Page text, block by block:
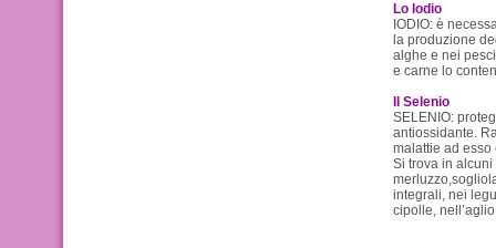
Lo Iodio
IODIO: è
la produzione
alghe e nei
e carne lo
Il Selenio
SELENIO:
antiossidante.
malattie ad esso
Si trova in
integrali, nei
cipolle,